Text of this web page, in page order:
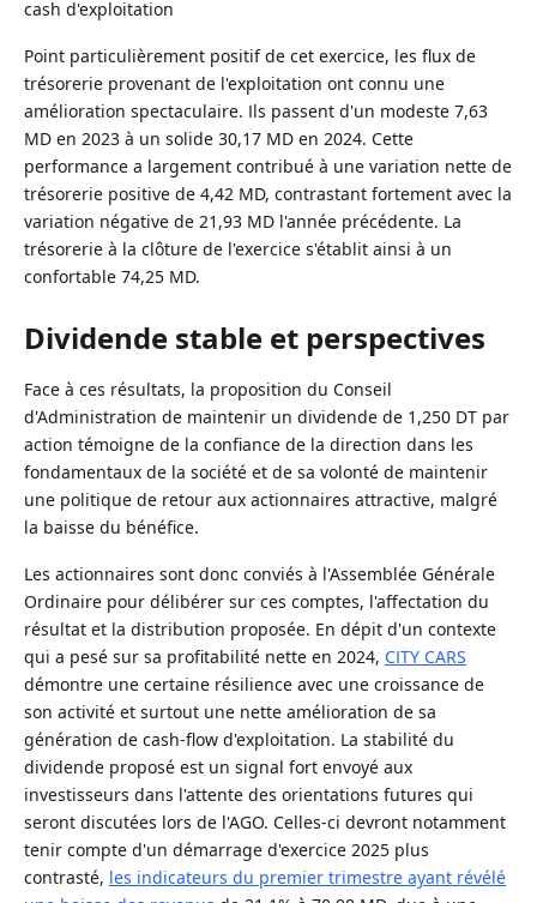
cash d'exploitation
Point particulièrement positif de cet exercice, les flux de
trésorerie provenant de l'exploitation ont connu une
amélioration spectaculaire. Ils passent d'un modeste 7,63
MD en 2023 à un solide 30,17 MD en 2024. Cette
performance a largement contribué à une variation nette de
trésorerie positive de 4,42 MD, contrastant fortement avec la
variation négative de 21,93 MD l'année précédente. La
trésorerie à la clôture de l'exercice s'établit ainsi à un
confortable 74,25 MD.
Dividende stable et perspectives
Face à ces résultats, la proposition du Conseil
d'Administration de maintenir un dividende de 1,250 DT par
action témoigne de la confiance de la direction dans les
fondamentaux de la société et de sa volonté de maintenir
une politique de retour aux actionnaires attractive, malgré
la baisse du bénéfice.
Les actionnaires sont donc conviés à l'Assemblée Générale
Ordinaire pour délibérer sur ces comptes, l'affectation du
résultat et la distribution proposée. En dépit d'un contexte
qui a pesé sur sa profitabilité nette en 2024, CITY CARS
démontre une certaine résilience avec une croissance de
son activité et surtout une nette amélioration de sa
génération de cash-flow d'exploitation. La stabilité du
dividende proposé est un signal fort envoyé aux
investisseurs dans l'attente des orientations futures qui
seront discutées lors de l'AGO. Celles-ci devront notamment
tenir compte d'un démarrage d'exercice 2025 plus
contrasté, les indicateurs du premier trimestre ayant révélé